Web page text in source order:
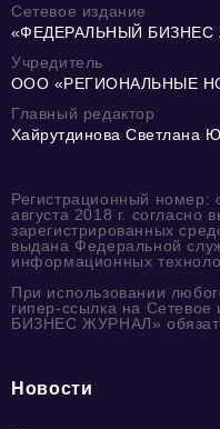
Сетевое издание
«ФЕДЕРАЛЬНЫЙ БИЗНЕС
Учредитель
ООО «РЕГИОНАЛЬНЫЕ
Главный редактор
Хайрутдинова Светлана
Регистрационный
августа 2018 г. согласно
зарегистрированных
выдана Федеральной
информационных
При использовании
гипер-ссылка на
БИЗНЕС ЖУРНАЛ»
Новости